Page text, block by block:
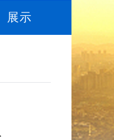
展示